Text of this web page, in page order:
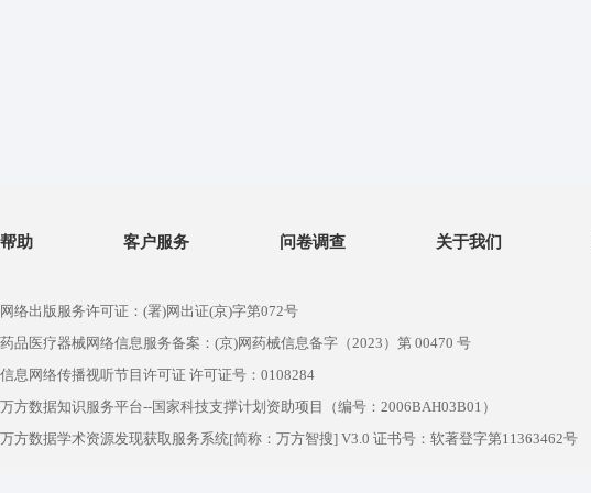
帮助 客户服务 问卷调查 关于我们
网络出版服务许可证：(署)网出证(京)字第072号
药品医疗器械网络信息服务备案：(京)网药械信息备字（2023）第 00470 号
信息网络传播视听节目许可证 许可证号：0108284
万方数据知识服务平台--国家科技支撑计划资助项目（编号：2006BAH03B01）
万方数据学术资源发现获取服务系统[简称：万方智搜] V3.0 证书号：软著登字第11363462号